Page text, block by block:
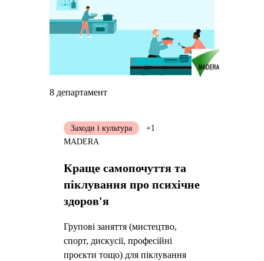
8 департамент
Краще самопочуття та
піклування про психічне
здоров'я
Групові заняття (мистецтво,
спорт, дискусії, професійні
проєкти тощо) для піклування
Заходи і культура
+1
MADERA